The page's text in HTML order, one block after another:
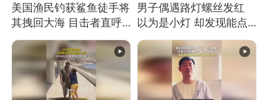
美国渔民钓获鲨鱼徒手将
其拽回大海 目击者直呼
震惊 （视频来源：参考
消息）
男子偶遇路灯螺丝发红
以为是小灯 却发现能点
燃香烟 当事人：已报警
处理